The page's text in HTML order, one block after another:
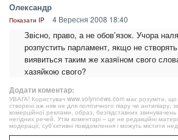
Олександр
Показати IP 4 Вересня 2008 18:40
Звісно, право, а не обов’язок. Учора
розпустить парламент, якщо не створять
виявиться таким же хазяїном свого
хазяйкою свого?
Додати коментар:
УВАГА! Користувач www.volynnews.com має розуміти, що
створені аж ніяк не для політичного піару чи антипіару,
комерційної реклами, образ, безпідставних звинувачень
негідних речей. Утім коментарі – це не редакційні
модерації, суб’єктивні повідомлення і можуть містити